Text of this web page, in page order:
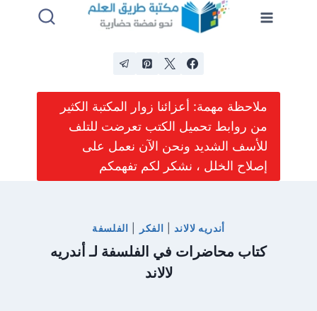
ملاحظة مهمة: أعزائنا زوار المكتبة الكثير
من روابط تحميل الكتب تعرضت للتلف
للأسف الشديد ونحن الآن نعمل على
إصلاح الخلل ، نشكر لكم تفهمكم
أندريه لالاند| الفكر الفلسفة
كتاب محاضرات في الفلسفة لـ أندريه
لالاند